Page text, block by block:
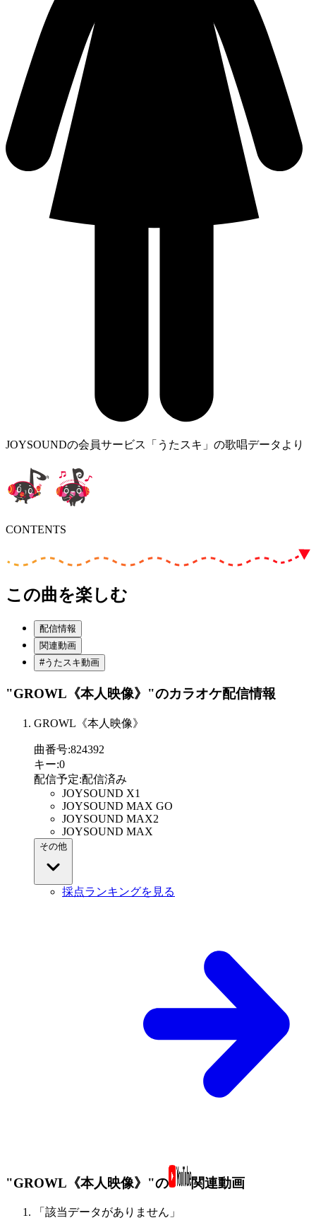
JOYSOUNDの会員サービス「うたスキ」の歌唱データより
CONTENTS
この曲を楽しむ
配信情報
関連動画
#うたスキ動画
"GROWL《本人映像》"のカラオケ配信情報
GROWL《本人映像》
曲番号:824392
キー:0
配信予定:配信済み
JOYSOUND X1
JOYSOUND MAX GO
JOYSOUND MAX2
JOYSOUND MAX
その他
採点ランキングを見る
"GROWL《本人映像》"の 関連動画
「該当データがありません」